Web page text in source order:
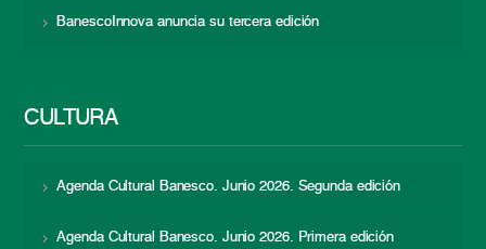
BanescoInnova anuncia su tercera edición
CULTURA
Agenda Cultural Banesco. Junio 2026. Segunda edición
Agenda Cultural Banesco. Junio 2026. Primera edición